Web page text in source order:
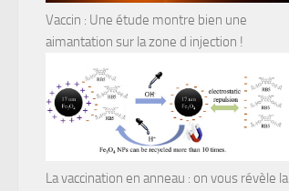
Vaccin : Une étude montre bien une
aimantation sur la zone d injection !
La vaccination en anneau : on vous révèle la